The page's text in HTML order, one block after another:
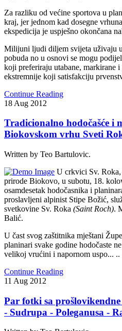
Za razliku od većine sportova u
kraj, jer jednom kad dosegne
ekspedicija je uspješno okončana
Milijuni ljudi diljem svijeta uživaju
pobuda no u osnovi se mogu
koji preferiraju utabane, markirane
ekstremnije koji satisfakciju
Continue Reading
18 Aug 2012
Tradicionalno hodočašće i
Biokovskom vrhu Sveti
Written by Teo Bartulovic.
U crkvici Sv.
prirode Biokovo, u subotu, 18.
osamdesetak hodočasnika i
proslavljeni alpinist Stipe Božić,
svetkovine Sv. Roka (Saint Roch).
Balić.
U čast svog zaštitnika mještani
planinari svake godine hodočaste
velikoj vrućini i napornom uspo... ..
Continue Reading
11 Aug 2012
Par fotki sa
- Sudrupa - Poleganusa -